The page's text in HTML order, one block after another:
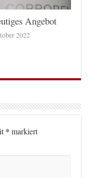
Angebot
2022
* markiert